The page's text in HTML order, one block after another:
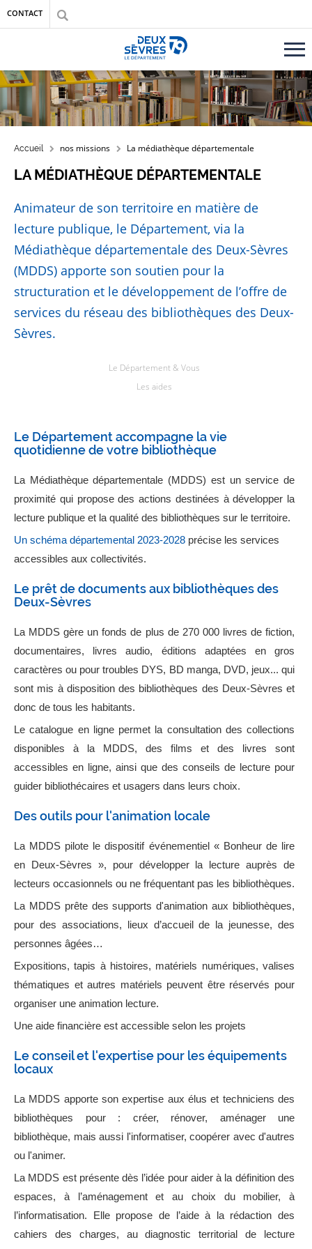
Aller au contenu principal
Aller au menu
Aller à la recherche
CONTACT
Accueil département des Deux-Sèvres
FIL D'ARIANE
Accueil nos missions La médiathèque départementale
LA MÉDIATHÈQUE DÉPARTEMENTALE
Animateur de son territoire en matière de
lecture publique, le Département, via la
Médiathèque départementale des Deux-Sèvres
(MDDS) apporte son soutien pour la
structuration et le développement de l’offre de
services du réseau des bibliothèques des Deux-
Sèvres.
Le Département & Vous
Les aides
Le Département accompagne la vie
quotidienne de votre bibliothèque
La Médiathèque départementale (MDDS) est un service de
proximité qui propose des actions destinées à développer la
lecture publique et la qualité des bibliothèques sur le territoire.
Un schéma départemental 2023-2028 précise les services
accessibles aux collectivités.
Le prêt de documents aux bibliothèques des
Deux-Sèvres
La MDDS gère un fonds de plus de 270 000 livres de fiction,
documentaires, livres audio, éditions adaptées en gros
caractères ou pour troubles DYS, BD manga, DVD, jeux... qui
sont mis à disposition des bibliothèques des Deux-Sèvres et
donc de tous les habitants.
Le catalogue en ligne permet la consultation des collections
disponibles à la MDDS, des films et des livres sont
accessibles en ligne, ainsi que des conseils de lecture pour
guider bibliothécaires et usagers dans leurs choix.
Des outils pour l'animation locale
La MDDS pilote le dispositif événementiel « Bonheur de lire
en Deux-Sèvres », pour développer la lecture auprès de
lecteurs occasionnels ou ne fréquentant pas les bibliothèques.
La MDDS prête des supports d'animation aux bibliothèques,
pour des associations, lieux d’accueil de la jeunesse, des
personnes âgées…
Expositions, tapis à histoires, matériels numériques, valises
thématiques et autres matériels peuvent être réservés pour
organiser une animation lecture.
Une aide financière est accessible selon les projets
Le conseil et l'expertise pour les équipements
locaux
La MDDS apporte son expertise aux élus et techniciens des
bibliothèques pour : créer, rénover, aménager une
bibliothèque, mais aussi l'informatiser, coopérer avec d'autres
ou l'animer.
La MDDS est présente dès l’idée pour aider à la définition des
espaces, à l’aménagement et au choix du mobilier, à
l’informatisation. Elle propose de l’aide à la rédaction des
cahiers des charges, au diagnostic territorial de lecture